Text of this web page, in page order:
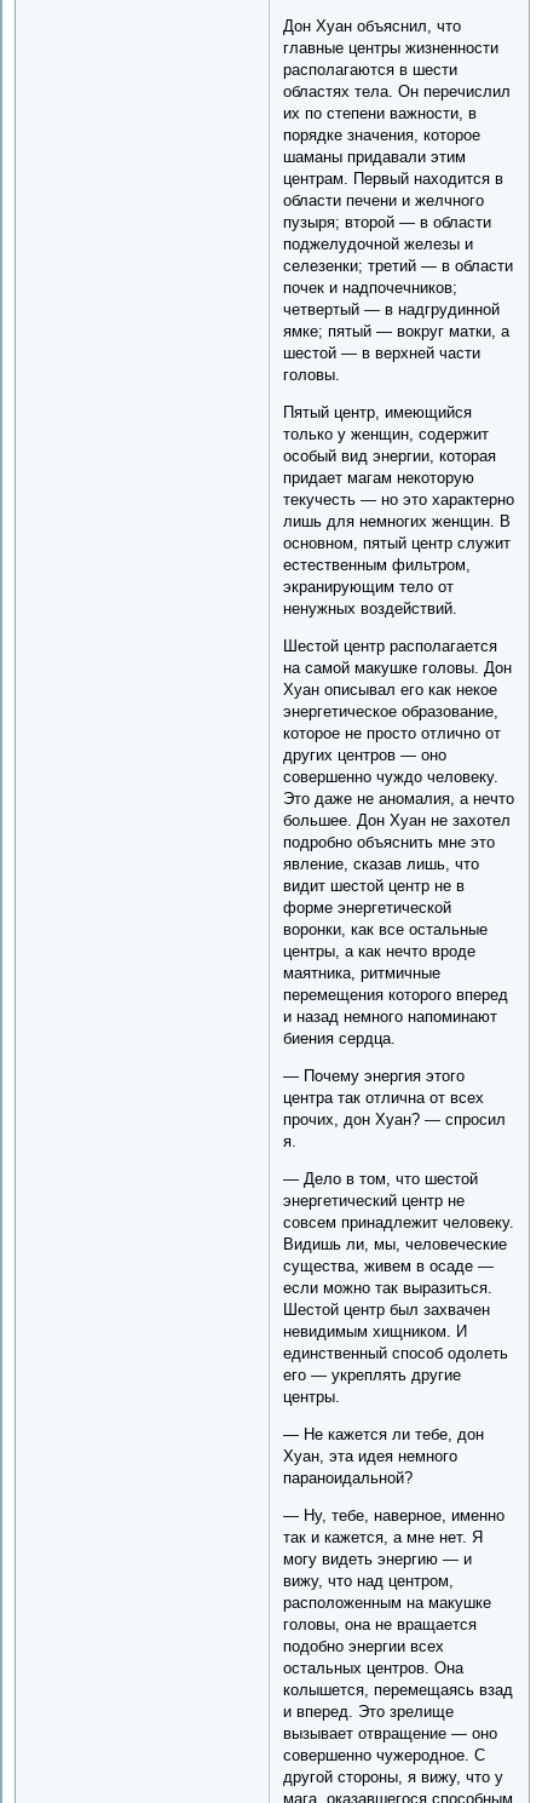
Дон Хуан объяснил, что
главные центры жизненности
располагаются в шести
областях тела. Он перечислил
их по степени важности, в
порядке значения, которое
шаманы придавали этим
центрам. Первый находится в
области печени и желчного
пузыря; второй — в области
поджелудочной железы и
селезенки; третий — в области
почек и надпочечников;
четвертый — в надгрудинной
ямке; пятый — вокруг матки, а
шестой — в верхней части
головы.
Пятый центр, имеющийся
только у женщин, содержит
особый вид энергии, которая
придает магам некоторую
текучесть — но это характерно
лишь для немногих женщин. В
основном, пятый центр служит
естественным фильтром,
экранирующим тело от
ненужных воздействий.
Шестой центр располагается
на самой макушке головы. Дон
Хуан описывал его как некое
энергетическое образование,
которое не просто отлично от
других центров — оно
совершенно чуждо человеку.
Это даже не аномалия, а нечто
большее. Дон Хуан не захотел
подробно объяснить мне это
явление, сказав лишь, что
видит шестой центр не в
форме энергетической
воронки, как все остальные
центры, а как нечто вроде
маятника, ритмичные
перемещения которого вперед
и назад немного напоминают
биения сердца.
— Почему энергия этого
центра так отлична от всех
прочих, дон Хуан? — спросил
я.
— Дело в том, что шестой
энергетический центр не
совсем принадлежит человеку.
Видишь ли, мы, человеческие
существа, живем в осаде —
если можно так выразиться.
Шестой центр был захвачен
невидимым хищником. И
единственный способ одолеть
его — укреплять другие
центры.
— Не кажется ли тебе, дон
Хуан, эта идея немного
параноидальной?
— Ну, тебе, наверное, именно
так и кажется, а мне нет. Я
могу видеть энергию — и
вижу, что над центром,
расположенным на макушке
головы, она не вращается
подобно энергии всех
остальных центров. Она
колышется, перемещаясь взад
и вперед. Это зрелище
вызывает отвращение — оно
совершенно чужеродное. С
другой стороны, я вижу, что у
мага, оказавшегося способным